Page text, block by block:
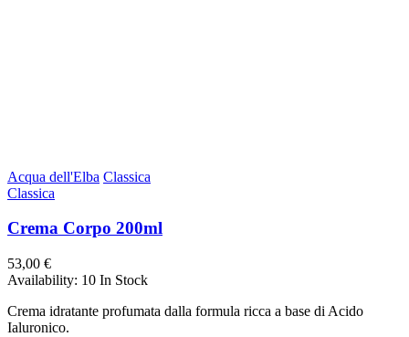
Acqua dell'Elba Classica
Classica
Crema Corpo 200ml
53,00 €
Availability: 10 In Stock
Crema idratante profumata dalla formula ricca a base di Acido
Ialuronico.